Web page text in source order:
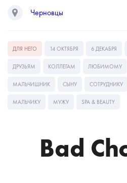
Черновцы
ДЛЯ НЕГО 14 ОКТЯБРЯ 6 ДЕКАБРЯ
ДРУЗЬЯМ КОЛЛЕГАМ ЛЮБИМОМУ
МАЛЬЧИШНИК СЫНУ СОТРУДНИКУ
МАЛЬЧИКУ МУЖУ SPA & BEAUTY
Bad